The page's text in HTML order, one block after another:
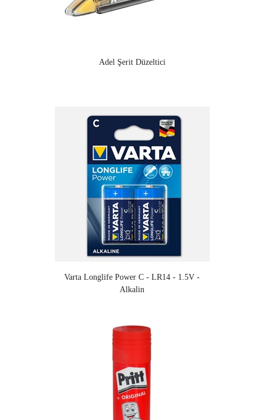
Adel Şerit Düzeltici
Varta Longlife Power C - LR14 - 1.5V -
Alkalin